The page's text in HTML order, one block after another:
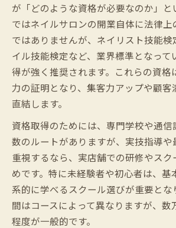
が「どのような資格が必要なのか」と
ではネイルサロンの開業自体に法律
ではありませんが、ネイリスト技能検
イル技能検定など、業界標準となって
得が強く推奨されます。これらの資格
力の証明となり、集客力アップや顧客
直結します。
資格取得のためには、専門学校や通
数のルートがありますが、実技指導や
重視するなら、実店舗での研修やス
めです。特に未経験者や初心者は、基
系的に学べるスクール選びが重要とな
間はコースによって異なりますが、数
程度が一般的です。